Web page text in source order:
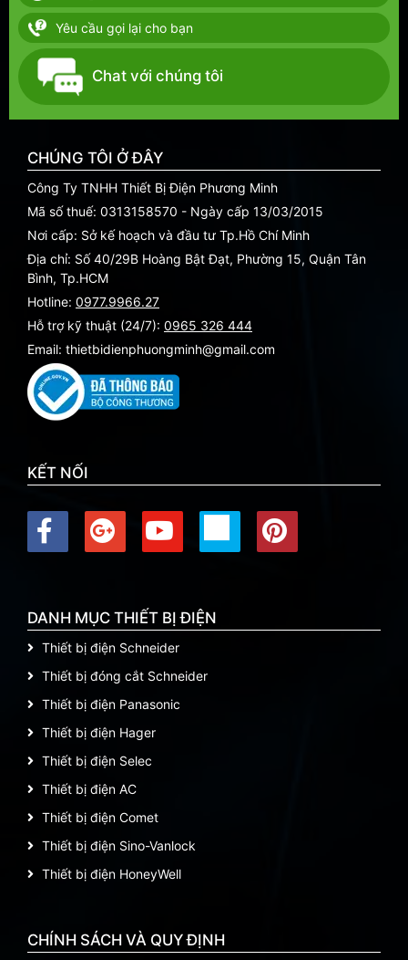
Yêu cầu gọi lại cho bạn
Chat với chúng tôi
CHÚNG TÔI Ở ĐÂY
Công Ty TNHH Thiết Bị Điện Phương Minh
Mã số thuế: 0313158570 - Ngày cấp 13/03/2015
Nơi cấp: Sở kế hoạch và đầu tư Tp.Hồ Chí Minh
Địa chỉ: Số 40/29B Hoàng Bật Đạt, Phường 15, Quận Tân
Bình, Tp.HCM
Hotline: 0977.9966.27
Hỗ trợ kỹ thuật (24/7): 0965 326 444
Email: thietbidienphuongminh@gmail.com
KẾT NỐI
DANH MỤC THIẾT BỊ ĐIỆN
Thiết bị điện Schneider
Thiết bị đóng cắt Schneider
Thiết bị điện Panasonic
Thiết bị điện Hager
Thiết bị điện Selec
Thiết bị điện AC
Thiết bị điện Comet
Thiết bị điện Sino-Vanlock
Thiết bị điện HoneyWell
CHÍNH SÁCH VÀ QUY ĐỊNH